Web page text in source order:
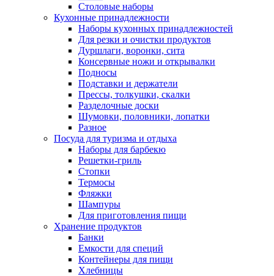
Столовые наборы
Кухонные принадлежности
Наборы кухонных принадлежностей
Для резки и очистки продуктов
Дуршлаги, воронки, сита
Консервные ножи и открывалки
Подносы
Подставки и держатели
Прессы, толкушки, скалки
Разделочные доски
Шумовки, половники, лопатки
Разное
Посуда для туризма и отдыха
Наборы для барбекю
Решетки-гриль
Стопки
Термосы
Фляжки
Шампуры
Для приготовления пищи
Хранение продуктов
Банки
Емкости для специй
Контейнеры для пищи
Хлебницы